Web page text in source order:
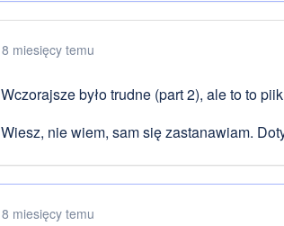
8 miesięcy temu
Wczorajsze było trudne (part 2), ale to to
Wiesz, nie wiem, sam się zastanawiam.
8 miesięcy temu